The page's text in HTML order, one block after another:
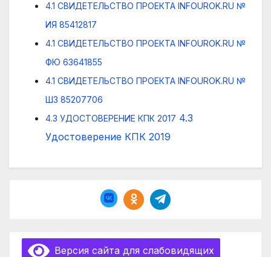
4.1 СВИДЕТЕЛЬСТВО ПРОЕКТА INFOUROK.RU №
ИЯ 85412817
4.1 СВИДЕТЕЛЬСТВО ПРОЕКТА INFOUROK.RU №
ФЮ 63641855
4.1 СВИДЕТЕЛЬСТВО ПРОЕКТА INFOUROK.RU №
ШЗ 85207706
4.3 УДОСТОВЕРЕНИЕ КПК 2017 4.3
Удостоверение КПК 2019
Версия сайта для слабовидящих